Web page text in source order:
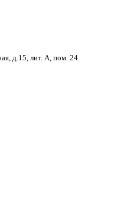
д.15, лит. А, пом. 24